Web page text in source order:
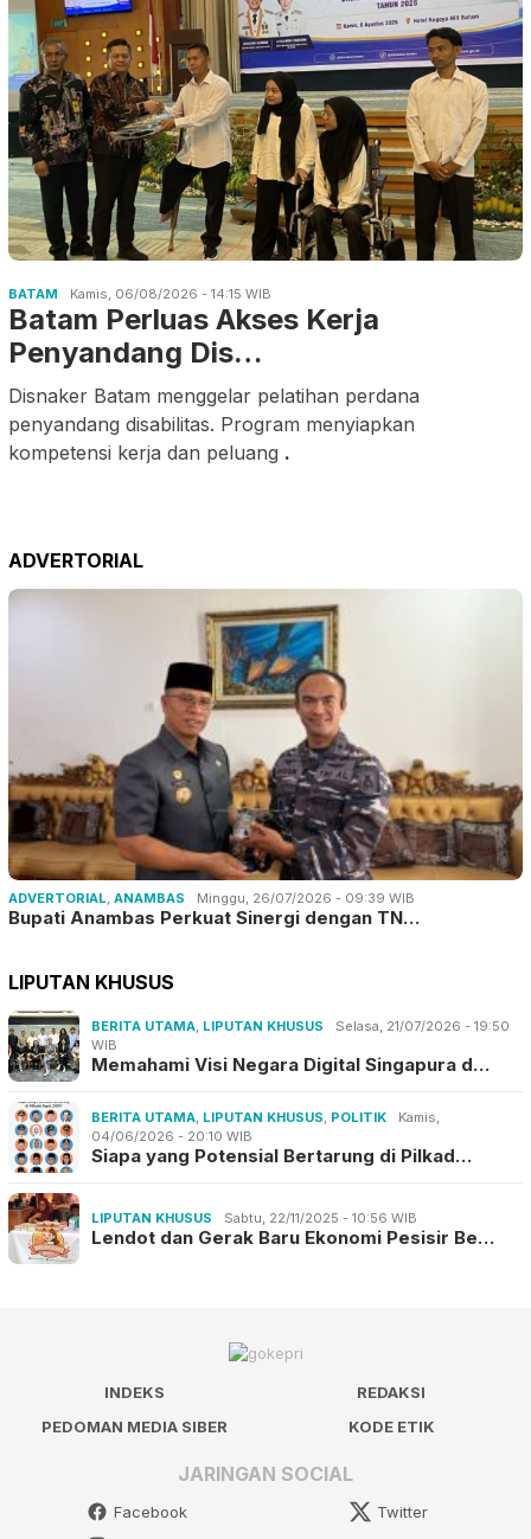
BATAM Kamis, 06/08/2026 - 14:15 WIB
Batam Perluas Akses Kerja
Penyandang Dis…
Disnaker Batam menggelar pelatihan perdana
penyandang disabilitas. Program menyiapkan
kompetensi kerja dan peluang .
ADVERTORIAL
ADVERTORIAL, ANAMBAS Minggu, 26/07/2026 - 09:39 WIB
Bupati Anambas Perkuat Sinergi dengan TN…
LIPUTAN KHUSUS
BERITA UTAMA, LIPUTAN KHUSUS
Selasa, 21/07/2026 - 19:50
WIB
Memahami Visi Negara Digital Singapura d…
BERITA UTAMA, LIPUTAN KHUSUS, POLITIK
Kamis,
04/06/2026 - 20:10 WIB
Siapa yang Potensial Bertarung di Pilkad…
LIPUTAN KHUSUS Sabtu, 22/11/2025 - 10:56 WIB
Lendot dan Gerak Baru Ekonomi Pesisir Be…
INDEKS
REDAKSI
PEDOMAN MEDIA SIBER
KODE ETIK
JARINGAN SOCIAL
Facebook
Twitter